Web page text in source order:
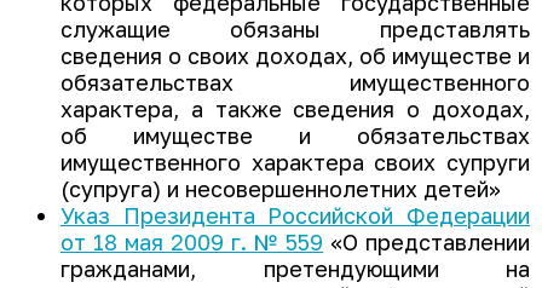
служащие обязаны представлять
сведения о своих доходах, об имуществе и
обязательствах имущественного
характера, а также сведения о доходах,
об имуществе и обязательствах
имущественного характера своих супруги
(супруга) и несовершеннолетних детей»
Указ Президента Российской Федерации
от 18 мая 2009 г. № 559 «О представлении
гражданами, претендующими на